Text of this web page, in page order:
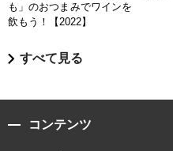
も」のおつまみでワインを
飲もう！【2022】
すべて見る
コンテンツ